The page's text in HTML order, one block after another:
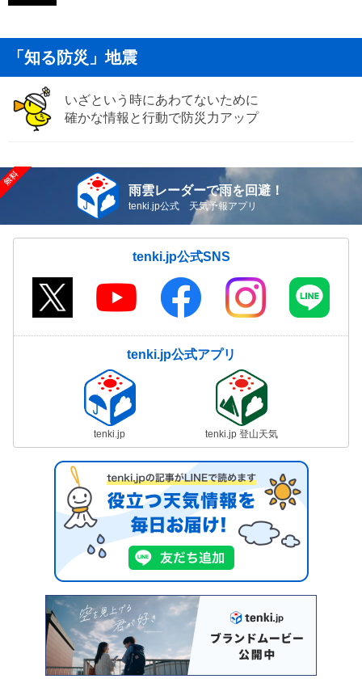
「知る防災」地震
いざという時にあわてないために
確かな情報と行動で防災力アップ
雨雲レーダーで雨を回避！
tenki.jp公式 天気予報アプリ
tenki.jp公式SNS
tenki.jp公式アプリ
tenki.jp tenki.jp 登山天気